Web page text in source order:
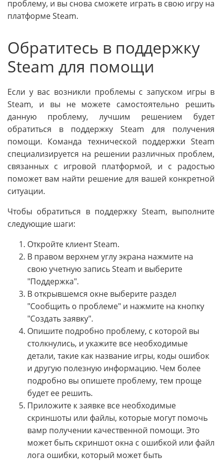
проблему, и вы снова сможете играть в свою игру на
платформе Steam.
Обратитесь в поддержку
Steam для помощи
Если у вас возникли проблемы с запуском игры в
Steam, и вы не можете самостоятельно решить
данную проблему, лучшим решением будет
обратиться в поддержку Steam для получения
помощи. Команда технической поддержки Steam
специализируется на решении различных проблем,
связанных с игровой платформой, и с радостью
поможет вам найти решение для вашей конкретной
ситуации.
Чтобы обратиться в поддержку Steam, выполните
следующие шаги:
Откройте клиент Steam.
В правом верхнем углу экрана нажмите на
свою учетную запись Steam и выберите
"Поддержка".
В открывшемся окне выберите раздел
"Сообщить о проблеме" и нажмите на кнопку
"Создать заявку".
Опишите подробно проблему, с которой вы
столкнулись, и укажите все необходимые
детали, такие как название игры, коды ошибок
и другую полезную информацию. Чем более
подробно вы опишете проблему, тем проще
будет ее решить.
Приложите к заявке все необходимые
скриншоты или файлы, которые могут помочь
вамр получении качественной помощи. Это
может быть скриншот окна с ошибкой или файл
лога ошибки, который может быть